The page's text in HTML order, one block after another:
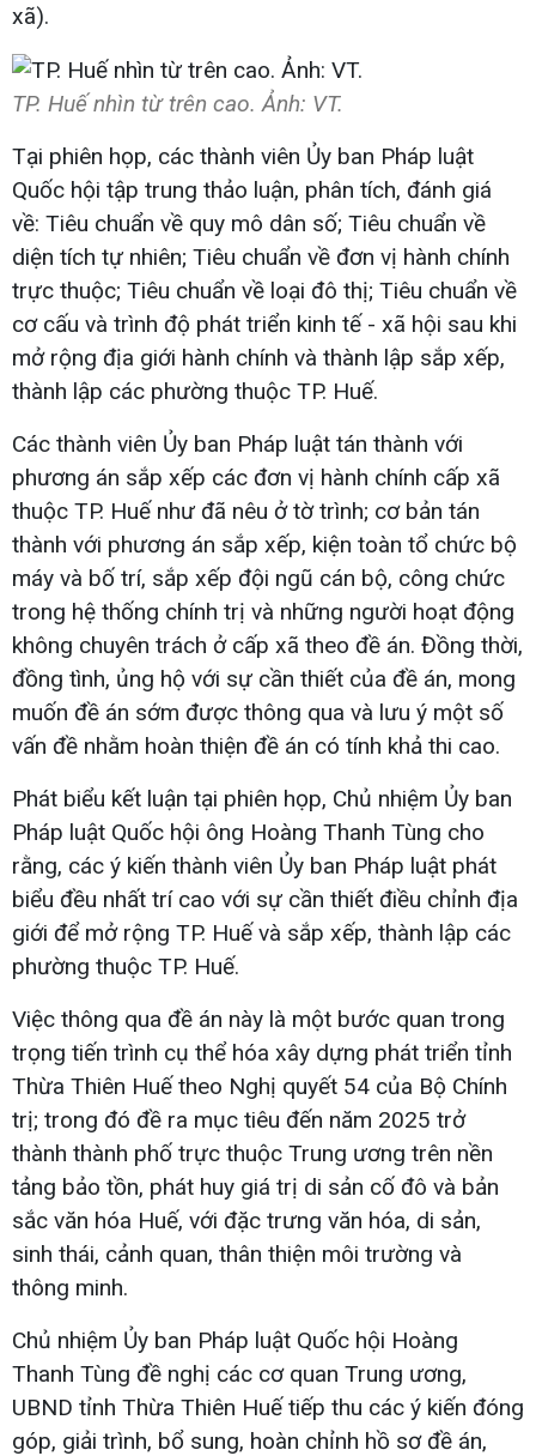
xã).
TP. Huế nhìn từ trên cao. Ảnh: VT.
Tại phiên họp, các thành viên Ủy ban Pháp luật
Quốc hội tập trung thảo luận, phân tích, đánh giá
về: Tiêu chuẩn về quy mô dân số; Tiêu chuẩn về
diện tích tự nhiên; Tiêu chuẩn về đơn vị hành chính
trực thuộc; Tiêu chuẩn về loại đô thị; Tiêu chuẩn về
cơ cấu và trình độ phát triển kinh tế - xã hội sau khi
mở rộng địa giới hành chính và thành lập sắp xếp,
thành lập các phường thuộc TP. Huế.
Các thành viên Ủy ban Pháp luật tán thành với
phương án sắp xếp các đơn vị hành chính cấp xã
thuộc TP. Huế như đã nêu ở tờ trình; cơ bản tán
thành với phương án sắp xếp, kiện toàn tổ chức bộ
máy và bố trí, sắp xếp đội ngũ cán bộ, công chức
trong hệ thống chính trị và những người hoạt động
không chuyên trách ở cấp xã theo đề án. Đồng thời,
đồng tình, ủng hộ với sự cần thiết của đề án, mong
muốn đề án sớm được thông qua và lưu ý một số
vấn đề nhằm hoàn thiện đề án có tính khả thi cao.
Phát biểu kết luận tại phiên họp, Chủ nhiệm Ủy ban
Pháp luật Quốc hội ông Hoàng Thanh Tùng cho
rằng, các ý kiến thành viên Ủy ban Pháp luật phát
biểu đều nhất trí cao với sự cần thiết điều chỉnh địa
giới để mở rộng TP. Huế và sắp xếp, thành lập các
phường thuộc TP. Huế.
Việc thông qua đề án này là một bước quan trong
trọng tiến trình cụ thể hóa xây dựng phát triển tỉnh
Thừa Thiên Huế theo Nghị quyết 54 của Bộ Chính
trị; trong đó đề ra mục tiêu đến năm 2025 trở
thành thành phố trực thuộc Trung ương trên nền
tảng bảo tồn, phát huy giá trị di sản cố đô và bản
sắc văn hóa Huế, với đặc trưng văn hóa, di sản,
sinh thái, cảnh quan, thân thiện môi trường và
thông minh.
Chủ nhiệm Ủy ban Pháp luật Quốc hội Hoàng
Thanh Tùng đề nghị các cơ quan Trung ương,
UBND tỉnh Thừa Thiên Huế tiếp thu các ý kiến đóng
góp, giải trình, bổ sung, hoàn chỉnh hồ sơ đề án,